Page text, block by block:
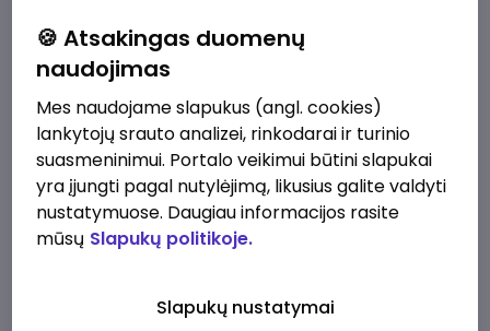
2610 - 3910 €/mėn.
prieš 1 d.
Veiklos užtikrinimo ir atitikties vyr. ekspertas
(-ė) (Kaunas) (Kaunas, LT)
🍪 Atsakingas duomenų
naudojimas
Mes naudojame slapukus (angl. cookies)
lankytojų srauto analizei, rinkodarai ir turinio
suasmeninimui. Portalo veikimui būtini slapukai
yra įjungti pagal nutylėjimą, likusius galite valdyti
nustatymuose. Daugiau informacijos rasite
mūsų Slapukų politikoje.
Slapukų nustatymai